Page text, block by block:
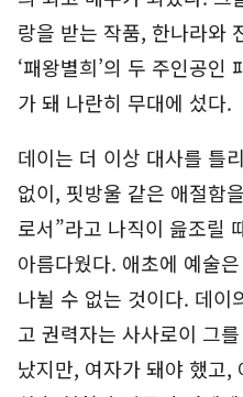
랑을 받는 작품, 한나라와
‘패왕별희’의 두 주인공인
가 돼 나란히 무대에 섰다.
데이는 더 이상 대사를 틀
없이, 핏방울 같은 애절함
로서”라고 나직이 읊조릴
아름다웠다. 애초에 예술
나뉠 수 없는 것이다. 데이
고 권력자는 사사로이 그
났지만, 여자가 돼야 했고,